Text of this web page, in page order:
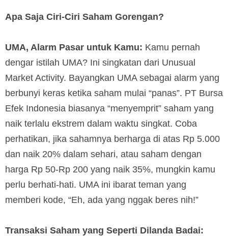
Apa Saja Ciri-Ciri Saham Gorengan?
UMA, Alarm Pasar untuk Kamu: Kamu pernah
dengar istilah UMA? Ini singkatan dari Unusual
Market Activity. Bayangkan UMA sebagai alarm yang
berbunyi keras ketika saham mulai “panas”. PT Bursa
Efek Indonesia biasanya “menyemprit” saham yang
naik terlalu ekstrem dalam waktu singkat. Coba
perhatikan, jika sahamnya berharga di atas Rp 5.000
dan naik 20% dalam sehari, atau saham dengan
harga Rp 50-Rp 200 yang naik 35%, mungkin kamu
perlu berhati-hati. UMA ini ibarat teman yang
memberi kode, “Eh, ada yang nggak beres nih!”
Transaksi Saham yang Seperti Dilanda Badai: